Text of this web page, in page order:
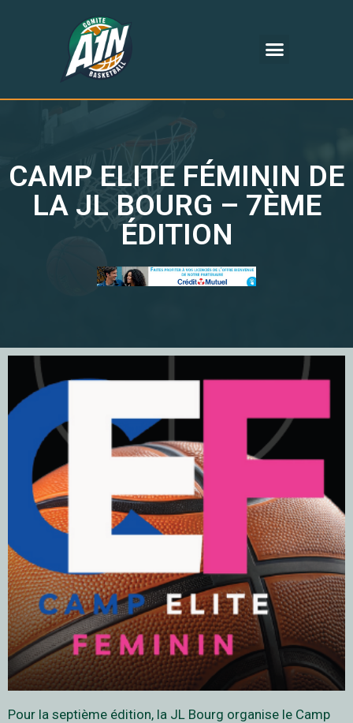
CAMP ELITE FÉMININ DE
LA JL BOURG – 7ÈME
ÉDITION
Pour la septième édition, la JL Bourg organise le Camp